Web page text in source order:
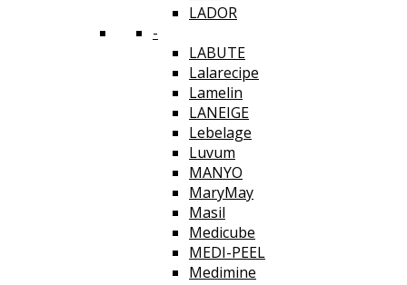
LADOR
-
LABUTE
Lalarecipe
Lamelin
LANEIGE
Lebelage
Luvum
MANYO
MaryMay
Masil
Medicube
MEDI-PEEL
Medimine